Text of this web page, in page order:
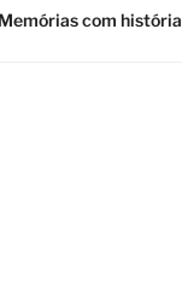
com história